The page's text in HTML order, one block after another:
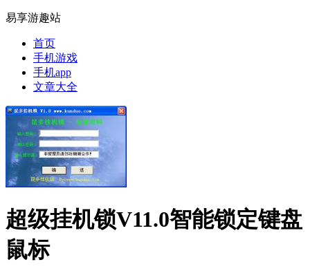
易享游趣站
首页
手机游戏
手机app
文章大全
超级挂机锁V11.0智能锁定键盘
鼠标